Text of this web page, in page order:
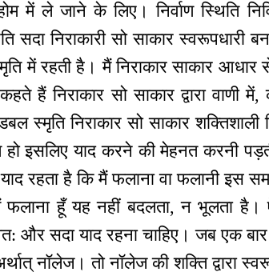
में ले जाने के लिए। निर्वाण स्थिति
सदा निराकारी सो साकार स्वरूपधारी
में रहती है। मैं निराकार साकार आधार
हैं निराकार सो साकार द्वारा वाणी में,
निराकार सो साकार शक्तिशाली
इसलिए याद करने की मेहनत करनी
रहता है कि मैं फलाना वा फलानी इस
फलाना हूँ यह नहीं बदलता, न भूलता
और सदा याद रहना चाहिए। जब एक बार
नॉलेज। तो नॉलेज की शक्ति द्वारा